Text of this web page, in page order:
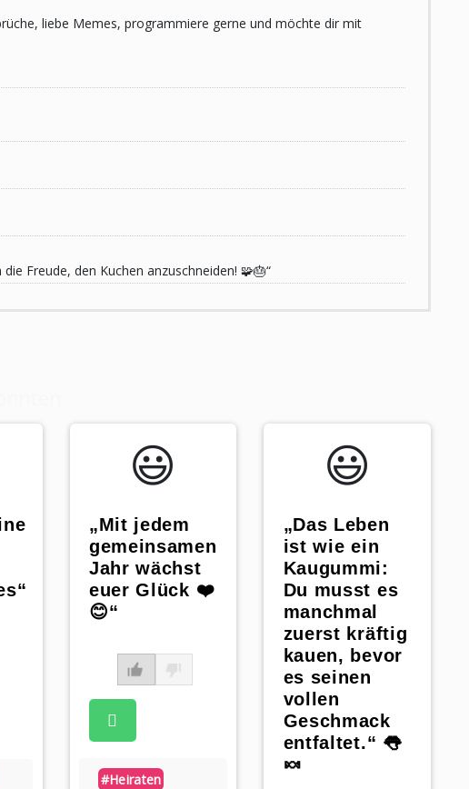
liebe Memes, programmiere gerne und möchte dir mit
Freude, den Kuchen anzuschneiden! 🧩🎂“
😃️
„Mit jedem
gemeinsamen
Jahr wächst
euer Glück ❤️
😊“
#heiraten
😃️
„Das Leben
ist wie ein
Kaugummi:
Du musst es
manchmal
zuerst kräftig
kauen, bevor
es seinen
vollen
Geschmack
entfaltet.“ 👅
🍬